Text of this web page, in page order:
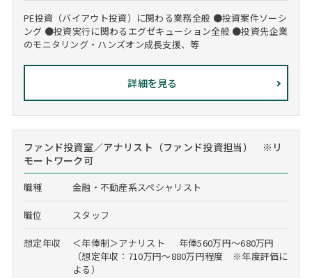
PE投資（バイアウト投資）に関わる業務全般 ●投資案件ソーシ
ング ●投資実行に関わるエグゼキューション全般 ●投資先企業
のモニタリング・ハンズオン成長支援、等
詳細を見る
ファンド投資室／アナリスト（ファンド投資担当） ※リ
モートワーク可
職種 金融・不動産系スペシャリスト
職位 スタッフ
想定年収
＜年俸制＞アナリスト 年俸560万円～680万円
（想定年収：710万円～880万円程度 ※年度評価に
よる）